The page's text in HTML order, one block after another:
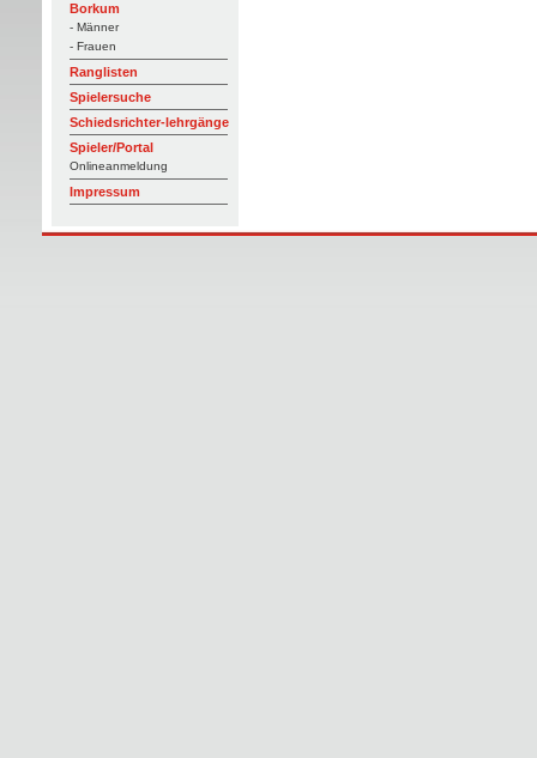
Borkum
- Männer
- Frauen
Ranglisten
Spielersuche
Schiedsrichter-lehrgänge
Spieler/Portal
Onlineanmeldung
Impressum